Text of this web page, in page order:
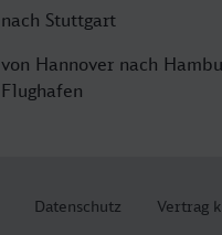
nach Stuttgart
von Hannover nach
Flughafen
Datenschutz Vertrag